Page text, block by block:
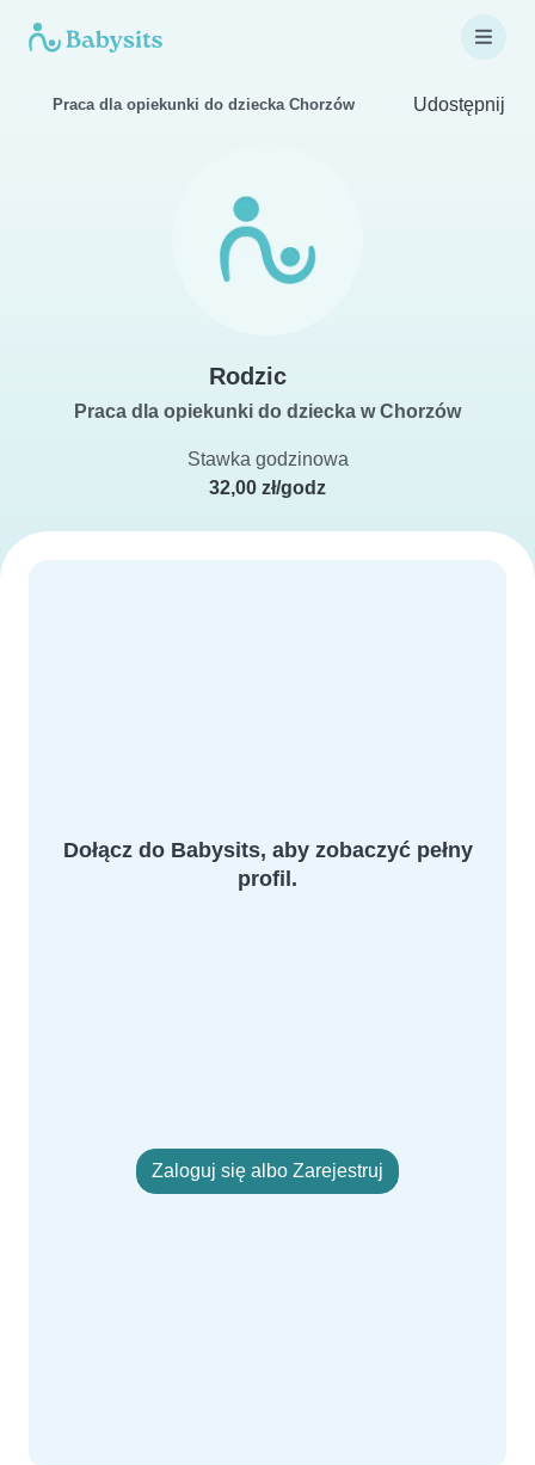
Praca dla opiekunki do dziecka Chorzów Udostępnij
Rodzic
Praca dla opiekunki do dziecka w Chorzów
Stawka godzinowa
32,00 zł/godz
Dołącz do Babysits, aby zobaczyć pełny
profil.
Zaloguj się albo Zarejestruj